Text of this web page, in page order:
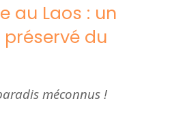
au Laos : un
du
méconnus !